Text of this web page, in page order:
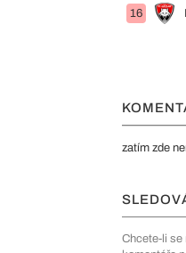
16
zatím zde
Chcete-li se